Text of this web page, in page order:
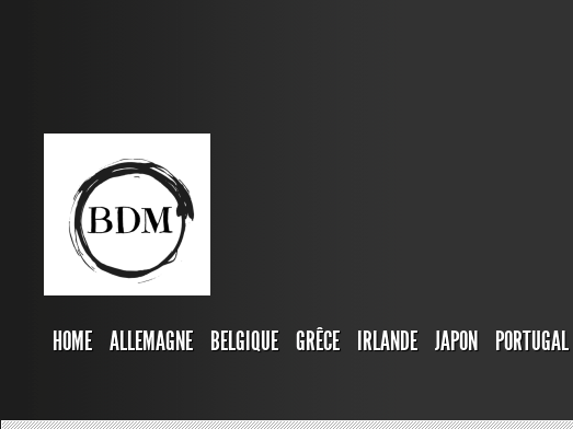
HOME ALLEMAGNE BELGIQUE GRÊCE IRLANDE JAPON PORTUGAL